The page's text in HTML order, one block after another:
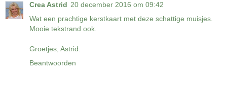
Crea Astrid 20 december 2016 om 09:42
Wat een prachtige kerstkaart met deze schattige muisjes.
Mooie tekstrand ook.
Groetjes, Astrid.
Beantwoorden